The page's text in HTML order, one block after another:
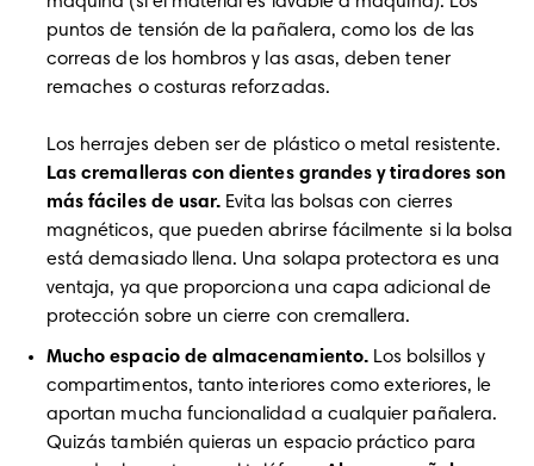
puntos de tensión de la pañalera, como los de las
correas de los hombros y las asas, deben tener
remaches o costuras reforzadas.
Las cremalleras con dientes grandes y tiradores son
más fáciles de usar. Evita las bolsas con cierres
magnéticos, que pueden abrirse fácilmente si la bolsa
está demasiado llena. Una solapa protectora es una
ventaja, ya que proporciona una capa adicional de
protección sobre un cierre con cremallera.
Mucho espacio de almacenamiento. Los bolsillos y
compartimentos, tanto interiores como exteriores, le
aportan mucha funcionalidad a cualquier pañalera.
Quizás también quieras un espacio práctico para